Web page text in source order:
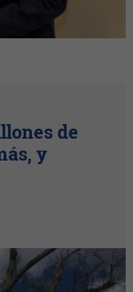
de
y